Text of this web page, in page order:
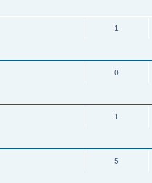
1
0
1
5